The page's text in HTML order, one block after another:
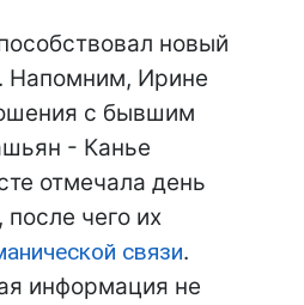
новый
Напомним, Ирине
с бывшим
- Канье
отмечала день
чего их
связи.
информация не